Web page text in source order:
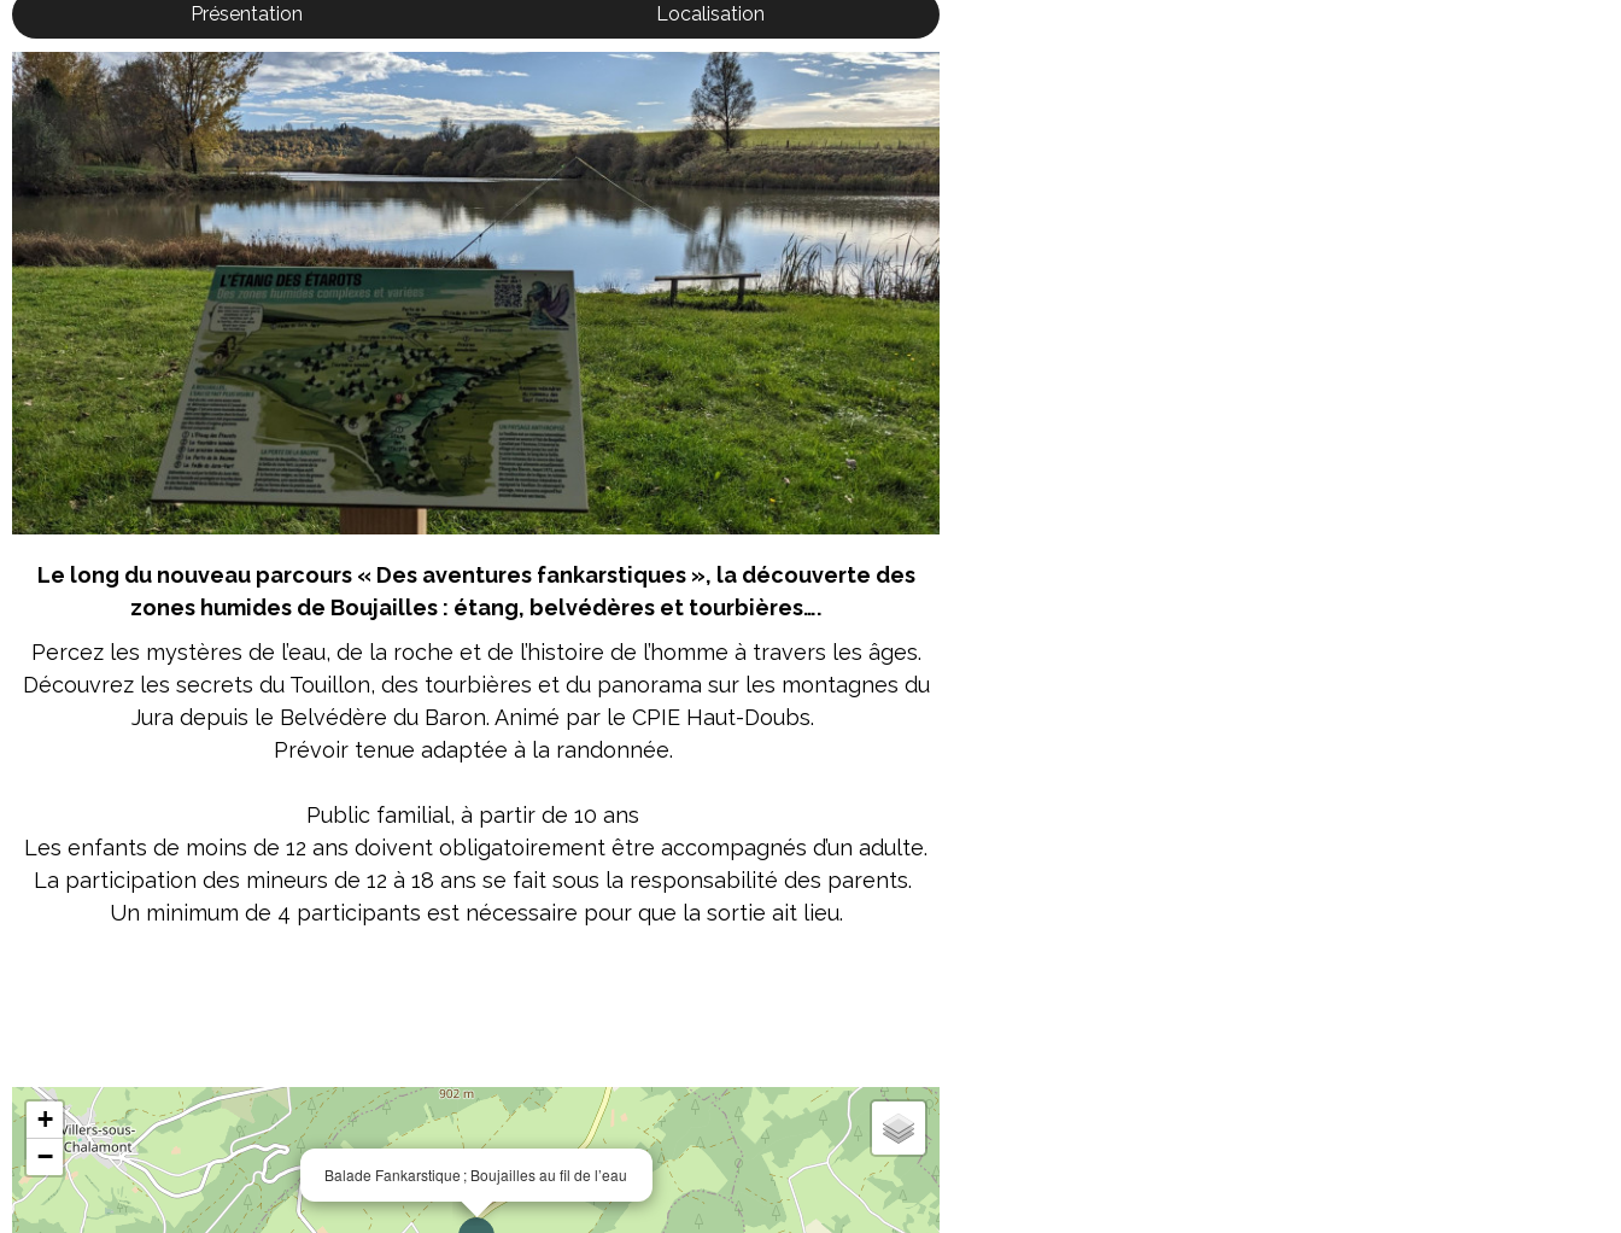
Présentation Localisation
Le long du nouveau parcours « Des aventures fankarstiques », la découverte des
zones humides de Boujailles : étang, belvédères et tourbières….
Percez les mystères de l’eau, de la roche et de l’histoire de l’homme à travers les âges.
Découvrez les secrets du Touillon, des tourbières et du panorama sur les montagnes du
Jura depuis le Belvédère du Baron. Animé par le CPIE Haut-Doubs.
Prévoir tenue adaptée à la randonnée.
Public familial, à partir de 10 ans
Les enfants de moins de 12 ans doivent obligatoirement être accompagnés d’un adulte.
La participation des mineurs de 12 à 18 ans se fait sous la responsabilité des parents.
Un minimum de 4 participants est nécessaire pour que la sortie ait lieu.
Balade Fankarstique ; Boujailles au fil de l’eau
+
−